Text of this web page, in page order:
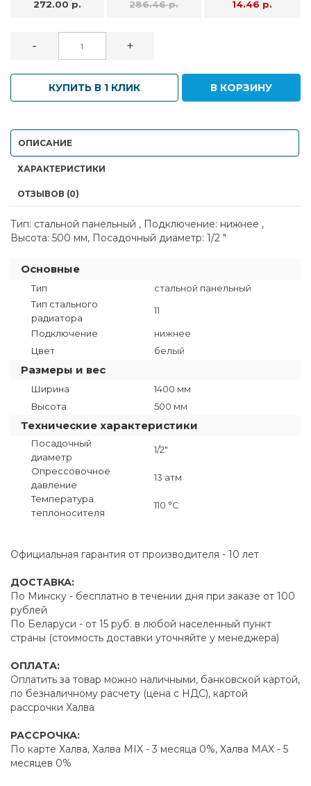
272.00 р. 286.46 р. 14.46 р.
- +
КУПИТЬ В 1 КЛИК В КОРЗИНУ
ОПИСАНИЕ
ХАРАКТЕРИСТИКИ
ОТЗЫВОВ (0)
Тип: стальной панельный , Подключение: нижнее ,
Высота: 500 мм, Посадочный диаметр: 1/2 "
Основные
Тип
стальной панельный
Тип стального
радиатора
11
Подключение
нижнее
Цвет
белый
Размеры и вес
Ширина
1400 мм
Высота
500 мм
Технические характеристики
Посадочный
диаметр
1/2"
Опрессовочное
давление
13 атм
Температура
теплоносителя
110 °C
Официальная гарантия от производителя - 10 лет
ДОСТАВКА:
По Минску - бесплатно в течении дня при заказе от 100
рублей
По Беларуси - от 15 руб. в любой населенный пункт
страны (стоимость доставки уточняйте у менеджера)
ОПЛАТА:
Оплатить за товар можно наличными, банковской картой,
по безналичному расчету (цена с НДС), картой
рассрочки Халва
РАССРОЧКА:
По карте Халва, Халва MIX - 3 месяца 0%, Халва MAX - 5
месяцев 0%